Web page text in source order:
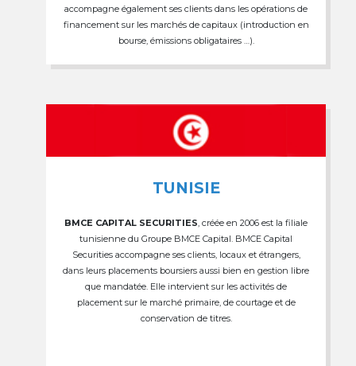
accompagne également ses clients dans les opérations de
financement sur les marchés de capitaux (introduction en
bourse, émissions obligataires …).
TUNISIE
BMCE CAPITAL SECURITIES , créée en 2006 est la filiale
tunisienne du Groupe BMCE Capital. BMCE Capital
Securities accompagne ses clients, locaux et étrangers,
dans leurs placements boursiers aussi bien en gestion libre
que mandatée. Elle intervient sur les activités de
placement sur le marché primaire, de courtage et de
conservation de titres.